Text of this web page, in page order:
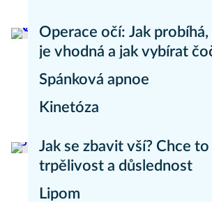
Operace očí: Jak
je vhodná a jak vybírat
Zdravý životní styl
Spánková apnoe
Nemoci
Kinetóza
Jak se zbavit vší? Chce to
trpělivost a důslednost
Zdraví dětí
Lipom